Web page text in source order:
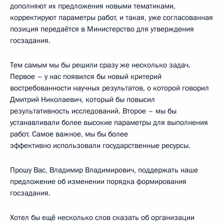
дополняют их предложения новыми тематиками,
корректируют параметры работ, и такая, уже согласованная
позиция передаётся в Министерство для утверждения
госзадания.
Тем самым мы бы решили сразу же несколько задач.
Первое – у нас появился бы новый критерий
востребованности научных результатов, о которой говорил
Дмитрий Николаевич, который бы повысил
результативность исследований. Второе – мы бы
устанавливали более высокие параметры для выполнения
работ. Самое важное, мы бы более
эффективно использовали государственные ресурсы.
Прошу Вас, Владимир Владимирович, поддержать наше
предложение об изменении порядка формирования
госзадания.
Хотел бы ещё несколько слов сказать об организации